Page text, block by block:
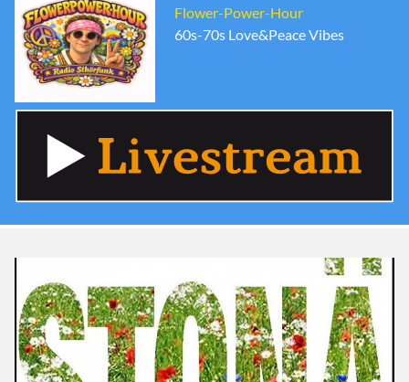
Flower-Power-Hour
60s-70s Love&Peace Vibes